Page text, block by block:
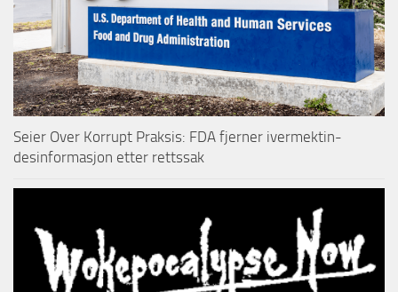
Seier Over Korrupt Praksis: FDA fjerner ivermektin-
desinformasjon etter rettssak